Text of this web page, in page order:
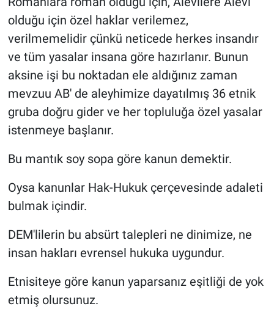
olduğu için özel haklar verilemez,
verilmemelidir çünkü neticede herkes insandır
ve tüm yasalar insana göre hazırlanır. Bunun
aksine işi bu noktadan ele aldığınız zaman
mevzuu AB' de aleyhimize dayatılmış 36 etnik
gruba doğru gider ve her topluluğa özel yasalar
istenmeye başlanır.
Bu mantık soy sopa göre kanun demektir.
Oysa kanunlar Hak-Hukuk çerçevesinde adaleti
bulmak içindir.
DEM'lilerin bu absürt talepleri ne dinimize, ne
insan hakları evrensel hukuka uygundur.
Etnisiteye göre kanun yaparsanız eşitliği de yok
etmiş olursunuz.